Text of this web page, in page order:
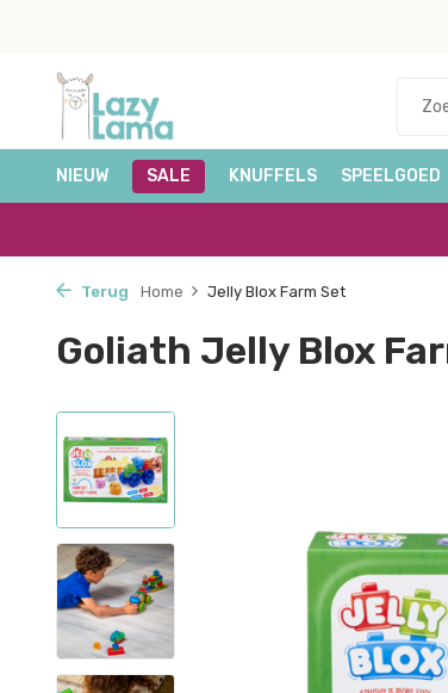
NIEUW SALE KNUFFELS SPEELGOED
Terug Home Jelly Blox Farm Set
Goliath Jelly Blox